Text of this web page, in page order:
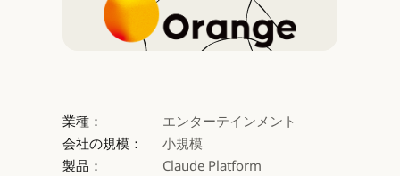
業種：
エンターテインメント
会社の規模：
小規模
製品：
Claude Platform